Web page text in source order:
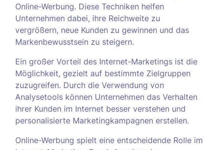
Online-Werbung. Diese Techniken helfen
Unternehmen dabei, ihre Reichweite zu
vergrößern, neue Kunden zu gewinnen und das
Markenbewusstsein zu steigern.
Ein großer Vorteil des Internet-Marketings ist die
Möglichkeit, gezielt auf bestimmte Zielgruppen
zuzugreifen. Durch die Verwendung von
Analysetools können Unternehmen das Verhalten
ihrer Kunden im Internet besser verstehen und
personalisierte Marketingkampagnen erstellen.
Online-Werbung spielt eine entscheidende Rolle im